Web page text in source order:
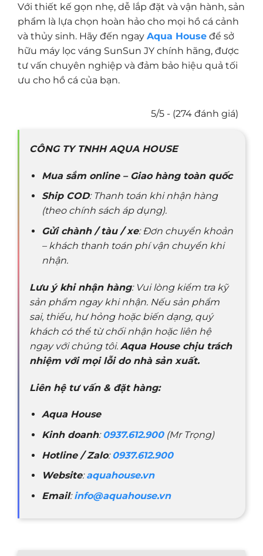
Với thiết kế gọn nhẹ, dễ lắp đặt và vận hành, sản
phẩm là lựa chọn hoàn hảo cho mọi hồ cá cảnh
và thủy sinh. Hãy đến ngay Aqua House để sở
hữu máy lọc váng SunSun JY chính hãng, được
tư vấn chuyên nghiệp và đảm bảo hiệu quả tối
ưu cho hồ cá của bạn.
5/5 - (274 đánh giá)
CÔNG TY TNHH AQUA HOUSE
Mua sắm online – Giao hàng toàn quốc
Ship COD: Thanh toán khi nhận hàng
(theo chính sách áp dụng).
Gửi chành / tàu / xe: Đơn chuyển khoản
– khách thanh toán phí vận chuyển khi
nhận.
Lưu ý khi nhận hàng: Vui lòng kiểm tra kỹ
sản phẩm ngay khi nhận. Nếu sản phẩm
sai, thiếu, hư hỏng hoặc biến dạng, quý
khách có thể từ chối nhận hoặc liên hệ
ngay với chúng tôi. Aqua House chịu trách
nhiệm với mọi lỗi do nhà sản xuất.
Liên hệ tư vấn & đặt hàng:
Aqua House
Kinh doanh:0937.612.900(Mr Trọng)
Hotline / Zalo:0937.612.900
Website:aquahouse.vn
Email:info@aquahouse.vn